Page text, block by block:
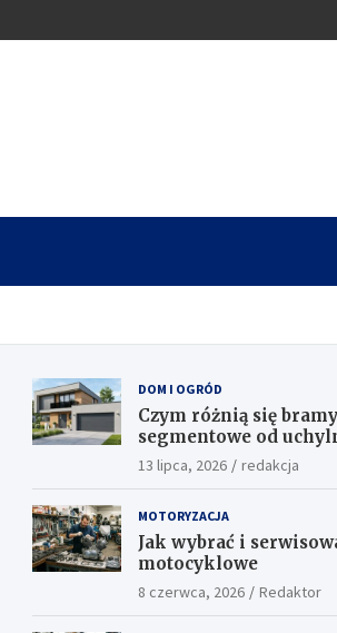
DOM I OGRÓD
Czym różnią się
segmentowe od
względem
13 lipca, 2026 redakcja
MOTORYZACJA
Jak wybrać i
motocyklowe
8 czerwca, 2026 Redaktor